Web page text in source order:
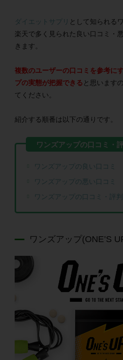
ダイエットサプリ として知られる
楽天で多く見られた良い口コミ・
きます。
複数のユーザーの口コミを参考に
プの実態が把握できる と思います
てください。
紹介する順番は以下の通りです。
ワンズアップの良い口コミ
ワンズアップの悪い口コミ
ワンズアップの口コミ・評
ワンズアップ(ONE’S